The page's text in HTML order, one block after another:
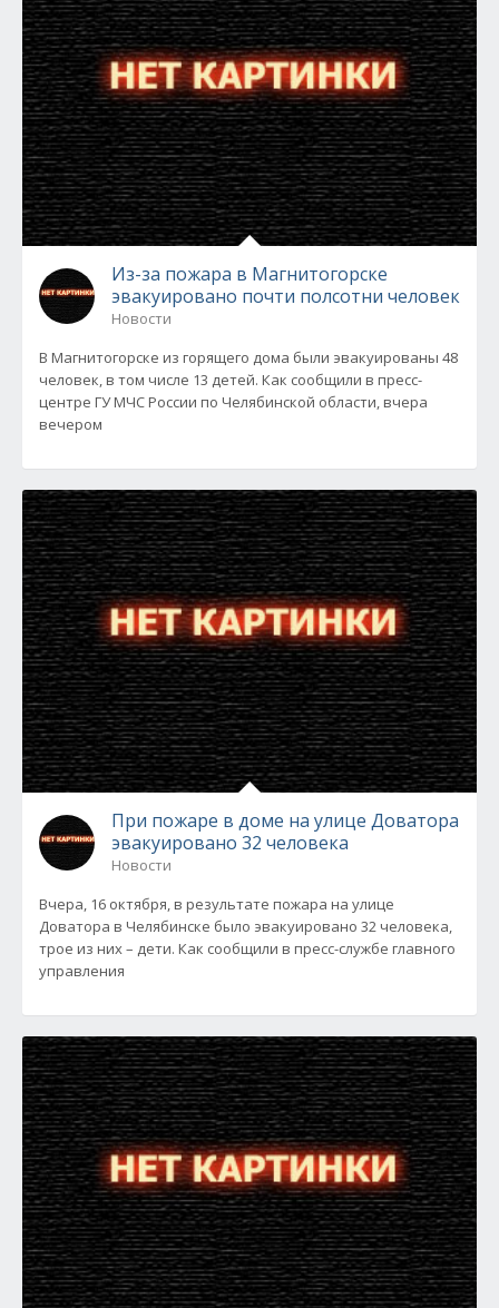
Из-за пожара в Магнитогорске
эвакуировано почти полсотни человек
Новости
В Магнитогорске из горящего дома были эвакуированы 48
человек, в том числе 13 детей. Как сообщили в пресс-
центре ГУ МЧС России по Челябинской области, вчера
вечером
При пожаре в доме на улице Доватора
эвакуировано 32 человека
Новости
Вчера, 16 октября, в результате пожара на улице
Доватора в Челябинске было эвакуировано 32 человека,
трое из них – дети. Как сообщили в пресс-службе главного
управления